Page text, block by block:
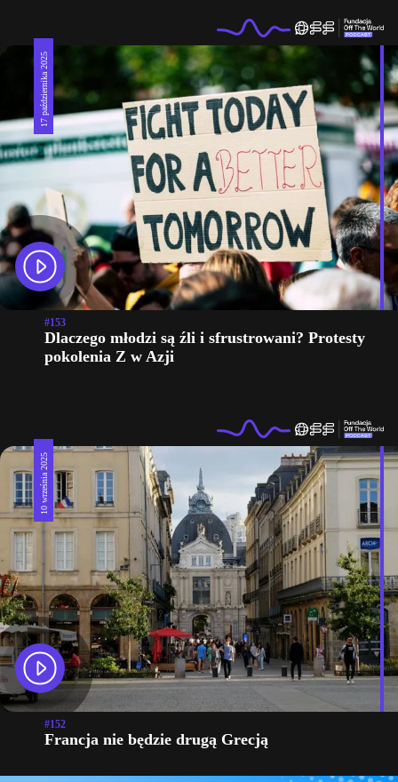
17 października 2025
#153
Dlaczego młodzi są źli i sfrustrowani? Protesty
pokolenia Z w Azji
10 września 2025
#152
Francja nie będzie drugą Grecją